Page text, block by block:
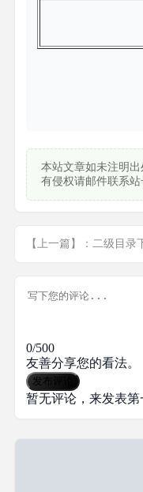
本站文章如未注明
有侵权请邮件联系站
0/500
友善分享您的看法。
发布评论
暂无评论，来发表第